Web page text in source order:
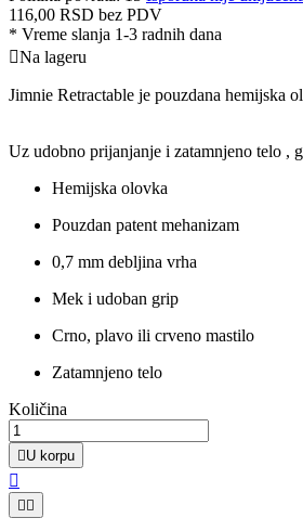
116,00 RSD bez PDV
* Vreme slanja 1-3 radnih dana
Na lageru
Jimnie Retractable je pouzdana hemijska
Uz udobno prijanjanje i zatamnjeno telo ,
Hemijska olovka
Pouzdan patent mehanizam
0,7 mm debljina vrha
Mek i udoban grip
Crno, plavo ili crveno mastilo
Zatamnjeno telo
Količina
U korpu

